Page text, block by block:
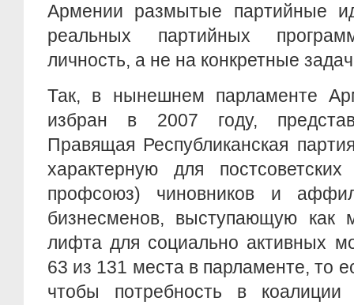
Армении размытые партийные
реальных партийных
личность, а не на конкретные
Так, в нынешнем парламенте
избран в 2007 году,
Правящая Республиканская
характерную для
профсоюз) чиновников и
бизнесменов, выступающую как
лифта для социально активных
63 из 131 места в парламенте, то
чтобы потребность в